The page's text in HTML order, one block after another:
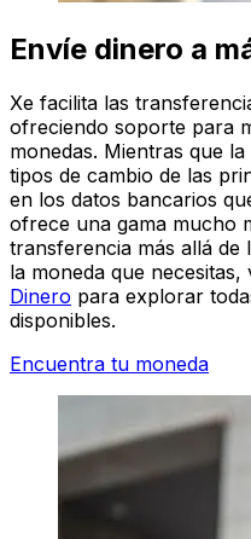
Envíe dinero a
Xe facilita las
ofreciendo soporte para
monedas. Mientras que
tipos de cambio de las
en los datos bancarios
ofrece una gama mucho
transferencia más allá de
la moneda que necesitas,
Dinero para explorar
disponibles.
Encuentra tu moneda